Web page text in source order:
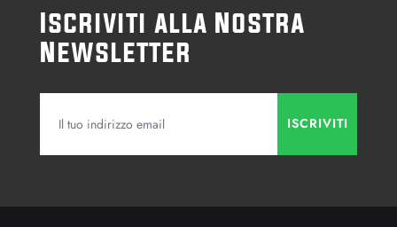
Iscriviti alla Nostra
Newsletter